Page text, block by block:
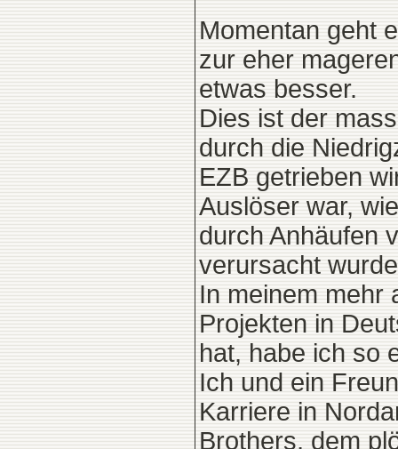
Momentan geht
zur eher
etwas besser.
Dies ist der
durch die
EZB getrieben
Auslöser war,
durch Anhäufen
verursacht
In meinem mehr
Projekten in
hat, habe ich so
Ich und ein
Karriere in
Brothers, dem